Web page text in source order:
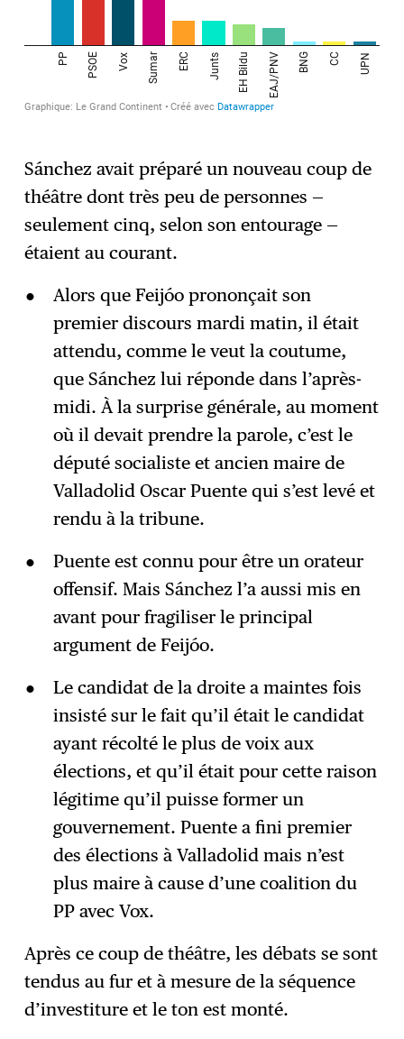
Sánchez avait préparé un nouveau coup de
théâtre dont très peu de personnes —
seulement cinq, selon son entourage —
étaient au courant.
Alors que Feijóo prononçait son
premier discours mardi matin, il était
attendu, comme le veut la coutume,
que Sánchez lui réponde dans l’après-
midi. À la surprise générale, au moment
où il devait prendre la parole, c’est le
député socialiste et ancien maire de
Valladolid Oscar Puente qui s’est levé et
rendu à la tribune.
Puente est connu pour être un orateur
offensif. Mais Sánchez l’a aussi mis en
avant pour fragiliser le principal
argument de Feijóo.
Le candidat de la droite a maintes fois
insisté sur le fait qu’il était le candidat
ayant récolté le plus de voix aux
élections, et qu’il était pour cette raison
légitime qu’il puisse former un
gouvernement. Puente a fini premier
des élections à Valladolid mais n’est
plus maire à cause d’une coalition du
PP avec Vox.
Après ce coup de théâtre, les débats se sont
tendus au fur et à mesure de la séquence
d’investiture et le ton est monté.